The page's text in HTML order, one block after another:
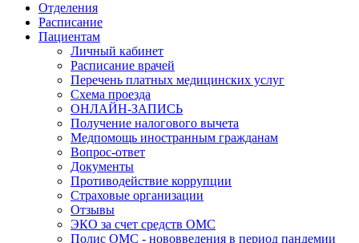
Отделения
Расписание
Пациентам
Личный кабинет
Расписание врачей
Перечень платных медицинских услуг
Схема проезда
ОНЛАЙН-ЗАПИСЬ
Получение налогового вычета
Медпомощь иностранным гражданам
Вопрос-ответ
Документы
Противодействие коррупции
Страховые организации
Отзывы
ЭКО за счет средств ОМС
Полис ОМС - нововведения в период пандемии